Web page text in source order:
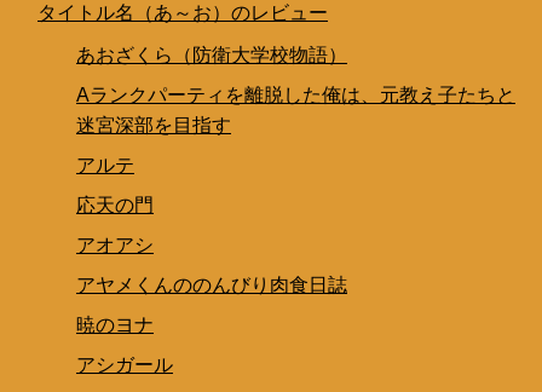
タイトル名（あ～お）のレビュー
あおざくら（防衛大学校物語）
Aランクパーティを離脱した俺は、元教え子たちと
迷宮深部を目指す
アルテ
応天の門
アオアシ
アヤメくんののんびり肉食日誌
暁のヨナ
アシガール